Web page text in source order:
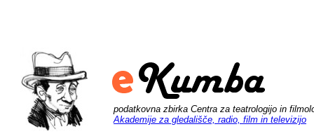
podatkovna zbirka Centra za teatrologijo in
Akademije za gledališče, radio, film in televizijo